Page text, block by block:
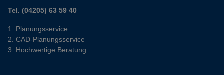
Tel. (04205) 63 59 40
Planungsservice
CAD-Planungsservice
Hochwertige Beratung